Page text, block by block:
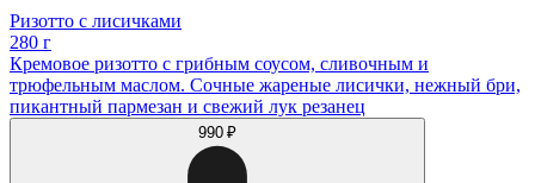
Ризотто с лисичками
280 г
Кремовое ризотто с грибным соусом, сливочным и
трюфельным маслом. Сочные жареные лисички, нежный бри,
пикантный пармезан и свежий лук резанец
990 ₽